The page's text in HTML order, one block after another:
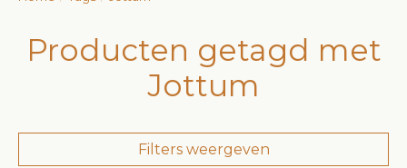
Producten getagd met
Jottum
Filters weergeven